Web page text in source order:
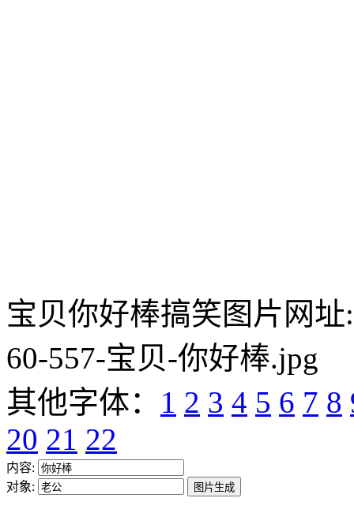
宝贝你好棒搞笑图片网址
60-557-宝贝-你好棒.jpg
其他字体： 1 2 3 4 5 6 7 8
20 21 22
内容:
对象: